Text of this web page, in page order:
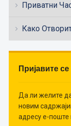
Приватни
Како
Пријавите
Да ли желите
новим
адресу е-поште